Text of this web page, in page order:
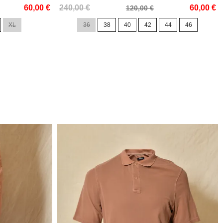
60,00 €
XL
240,00 €
Prix
120,00 € 60,00 €
Prix
36 38 40 42 44 46